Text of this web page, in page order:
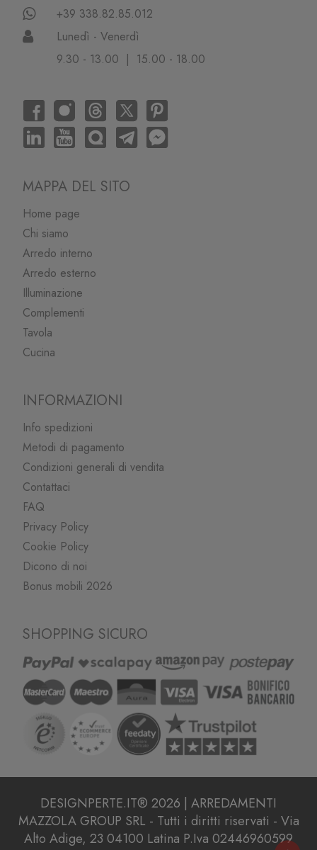
+39 338.82.85.012
Lunedì - Venerdì
9.30 - 13.00 | 15.00 - 18.00
MAPPA DEL SITO
Home page
Chi siamo
Arredo interno
Arredo esterno
Illuminazione
Complementi
Tavola
Cucina
INFORMAZIONI
Info spedizioni
Metodi di pagamento
Condizioni generali di vendita
Contattaci
FAQ
Privacy Policy
Cookie Policy
Dicono di noi
Bonus mobili 2026
SHOPPING SICURO
DESIGNPERTE.IT® 2026 | ARREDAMENTI
MAZZOLA GROUP SRL - Tutti i diritti riservati - Via
Alto Adige, 23 04100 Latina P.Iva 02446960599